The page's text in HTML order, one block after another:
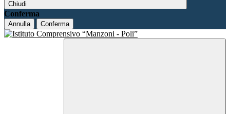
Chiudi
Conferma
Annulla Conferma